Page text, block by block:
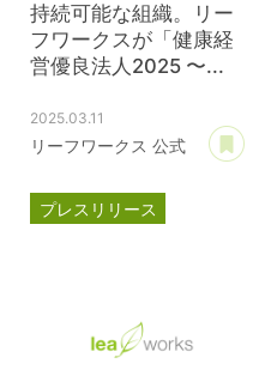
持続可能な組織。リー
フワークスが「健康経
営優良法人2025 〜...
2025.03.11
リーフワークス 公式
プレスリリース